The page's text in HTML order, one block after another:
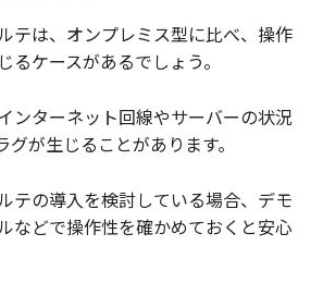
テは、オンプレミス型に比べ、操作
るケースがあるでしょう。
ンターネット回線やサーバーの状況
グが生じることがあります。
テの導入を検討している場合、デモ
などで操作性を確かめておくと安心